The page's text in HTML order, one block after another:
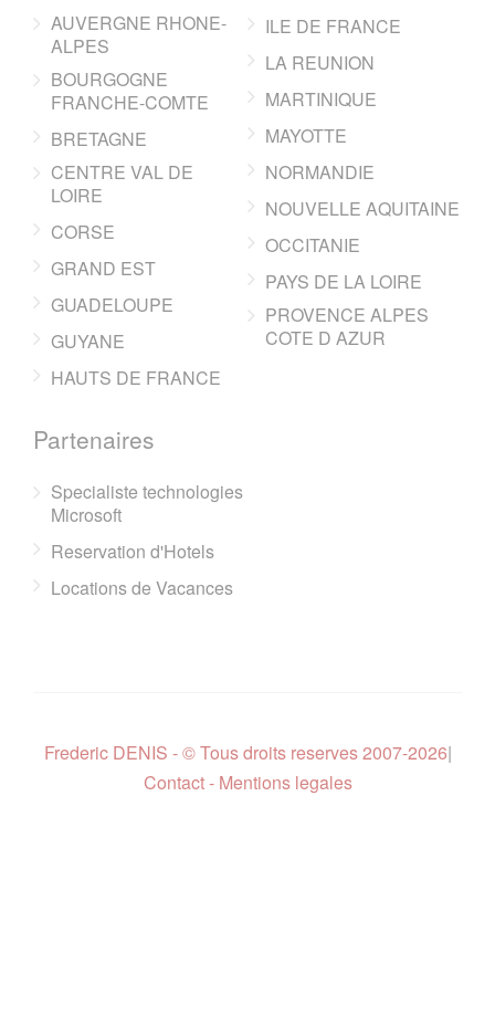
AUVERGNE RHONE-
ALPES
BOURGOGNE
FRANCHE-COMTE
BRETAGNE
CENTRE VAL DE
LOIRE
CORSE
GRAND EST
GUADELOUPE
GUYANE
HAUTS DE FRANCE
ILE DE FRANCE
LA REUNION
MARTINIQUE
MAYOTTE
NORMANDIE
NOUVELLE AQUITAINE
OCCITANIE
PAYS DE LA LOIRE
PROVENCE ALPES
COTE D AZUR
Partenaires
Specialiste technologies
Microsoft
Reservation d'Hotels
Locations de Vacances
Frederic DENIS - © Tous droits reserves 2007-2026|
Contact - Mentions legales